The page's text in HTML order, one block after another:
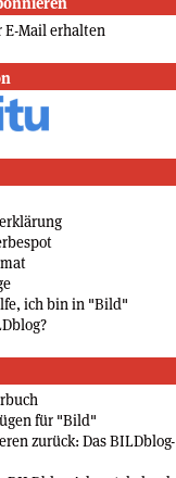
E-Mail erhalten
ich bin in "Bild"
für "Bild"
zurück: Das BILDblog-